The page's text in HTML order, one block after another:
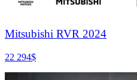
Mitsubishi RVR 2024
22 294$